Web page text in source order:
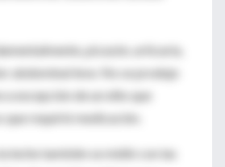
picazón, urticaria,
abdominal leve. No se produjo
a excepción de un niño que
que requirió medicación.
leche también se midió con las